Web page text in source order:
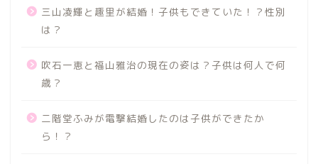
三山凌輝と趣里が結婚！子供もできていた！？性別
は？
吹石一恵と福山雅治の現在の姿は？子供は何人で何
歳？
二階堂ふみが電撃結婚したのは子供ができたか
ら！？